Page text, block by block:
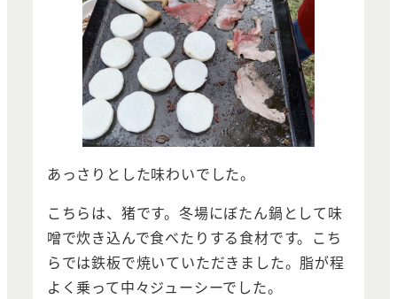
あっさりとした味わいでした。
こちらは、猪です。冬場にぼたん鍋として味
噌で炊き込んで食べたりする食材です。こち
らでは鉄板で焼いていただきました。脂が程
よく乗って中々ジューシーでした。